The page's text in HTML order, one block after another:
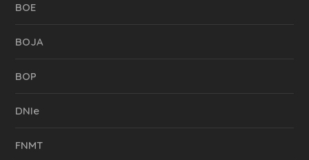
BOE
BOJA
BOP
DNIe
FNMT